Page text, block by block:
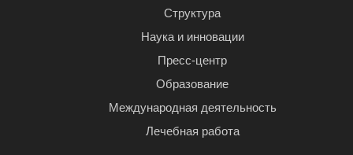
Структура
Наука и инновации
Пресс-центр
Образование
Международная деятельность
Лечебная работа